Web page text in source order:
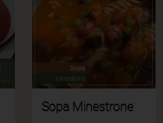
Sopa Minestrone